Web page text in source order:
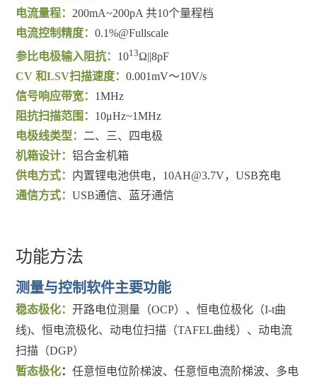
电流量程： 200mA~200pA 共10个量程档
电流控制精度： 0.1%@Fullscale
参比电极输入阻抗： 1013Ω||8pF
CV 和LSV扫描速度： 0.001mV～10V/s
信号响应带宽： 1MHz
阻抗扫描范围： 10μHz~1MHz
电极线类型： 二、三、四电极
机箱设计： 铝合金机箱
供电方式： 内置锂电池供电，10AH@3.7V，USB充电
通信方式： USB通信、蓝牙通信
功能方法
测量与控制软件主要功能
稳态极化： 开路电位测量（OCP）、恒电位极化（I-t曲
线)、恒电流极化、动电位扫描（TAFEL曲线）、动电流
扫描（DGP）
暂态极化： 任意恒电位阶梯波、任意恒电流阶梯波、多电